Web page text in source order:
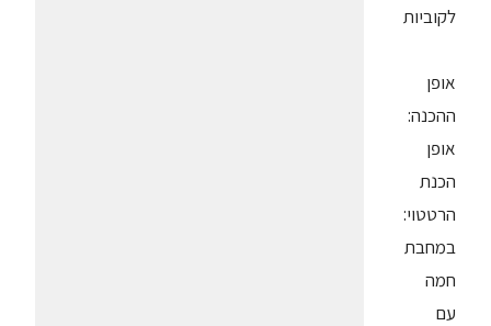
לקוביות
אופן
ההכנה:
אופן
הכנת
הרטטוי:
במחבת
חמה
עם